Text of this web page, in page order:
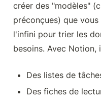
créer des "modèles"
préconçues) que
l'infini pour trier les
besoins. Avec
Des listes de
Des fiches de